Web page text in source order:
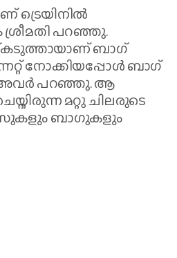
ട്രെയിനിൽ
പറഞ്ഞു.
ബാഗ്
നോക്കിയപ്പോൾ ബാഗ്
അവർ പറഞ്ഞു. ആ
മറ്റു ചിലരുടെ
ബാ​ഗുകളും